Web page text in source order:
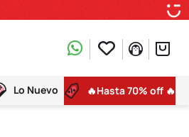
Lo Nuevo 🔥Hasta 70% off 🔥